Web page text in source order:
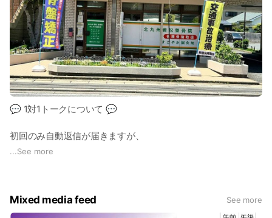
💬 1対1トークについて 💬
初回のみ自動返信が届きますが、
2通目以降は林が直接返信しております。
―――――――――――――
...See more
Mixed media feed See more